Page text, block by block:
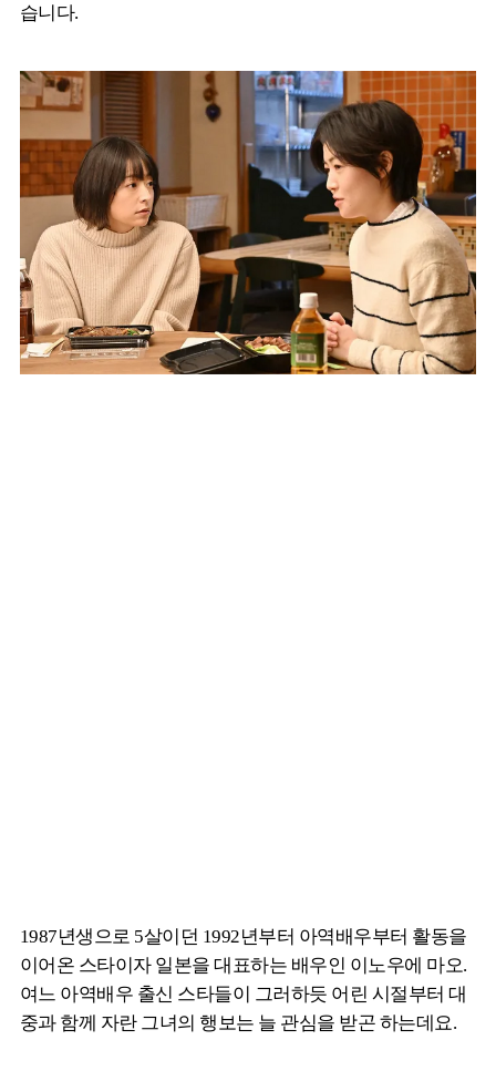
습니다.
1987년생으로 5살이던 1992년부터 아역배우부터 활동을
이어온 스타이자 일본을 대표하는 배우인 이노우에 마오.
여느 아역배우 출신 스타들이 그러하듯 어린 시절부터 대
중과 함께 자란 그녀의 행보는 늘 관심을 받곤 하는데요.